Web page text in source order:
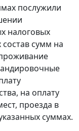
послужили
налоговых
сумм на
на оплату
проезда в
суммах.